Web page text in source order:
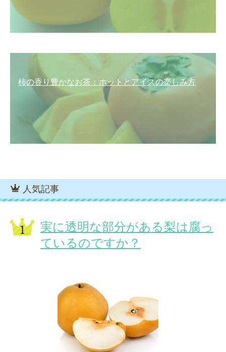
柿の香り豊かなお茶：ホットとアイスの楽しみ方
人気記事
実に透明な部分がある梨は腐っ
ているのですか？